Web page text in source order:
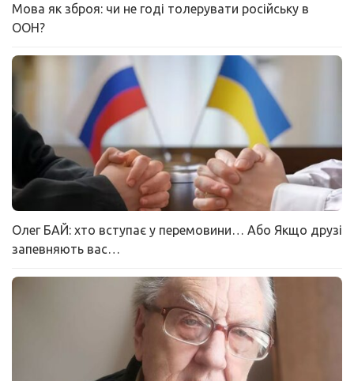
Мова як зброя: чи не годі толерувати російську в
ООН?
Олег БАЙ: хто вступає у перемовини… Або Якщо друзі
запевняють вас…